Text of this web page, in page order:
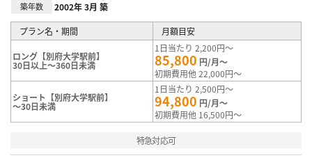
築年数 2002年 3月 築
プラン名・期間 月額目安
ロング【別府大学駅前】
30日以上～360日未満
1日当たり 2,200円～
85,800 円/月～
初期費用他 22,000円～
ショート【別府大学駅前】
～30日未満
1日当たり 2,500円～
94,800 円/月～
初期費用他 16,500円～
特急対応可